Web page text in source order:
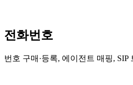
전화번호
번호 구매·등록, 에이전트 매핑,